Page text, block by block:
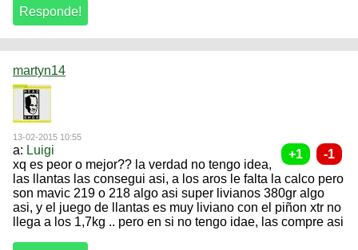
martyn14
13-02-2015 10:55
a: Luigi
xq es peor o mejor?? la verdad no tengo idea,
las llantas las consegui asi, a los aros le falta la calco pero
son mavic 219 o 218 algo asi super livianos 380gr algo
asi, y el juego de llantas es muy liviano con el piñon xtr no
llega a los 1,7kg .. pero en si no tengo idae, las compre asi